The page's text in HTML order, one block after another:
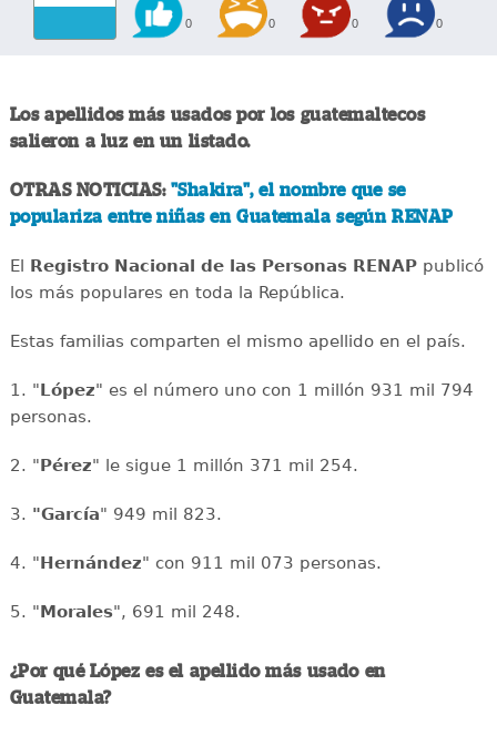
0 0 0 0
Los apellidos más usados por los guatemaltecos
salieron a luz en un listado.
OTRAS NOTICIAS: "Shakira", el nombre que se
populariza entre niñas en Guatemala según RENAP
El Registro Nacional de las Personas RENAPpublicó
los más populares en toda la República.
Estas familias comparten el mismo apellido en el país.
1. " López" es el número uno con 1 millón 931 mil 794
personas.
2. " Pérez" le sigue 1 millón 371 mil 254.
3. "García" 949 mil 823.
4. " Hernández" con 911 mil 073 personas.
5. " Morales", 691 mil 248.
¿Por qué López es el apellido más usado en
Guatemala?